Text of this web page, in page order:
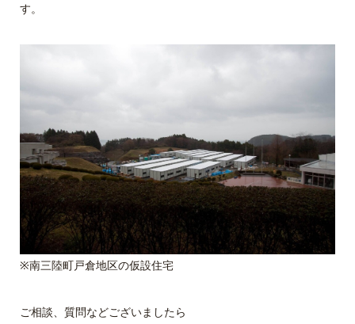
す。
※南三陸町戸倉地区の仮設住宅
ご相談、質問などございましたら